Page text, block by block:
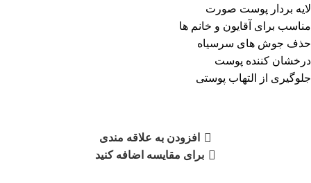
لایه بردار پوست صورت
مناسب برای آقایون و خانم ها
حذف جوش های سرسیاه
درخشان کننده پوست
جلوگیری از التهاب پوستی
افزودن به علاقه مندی
برای مقایسه اضافه کنید